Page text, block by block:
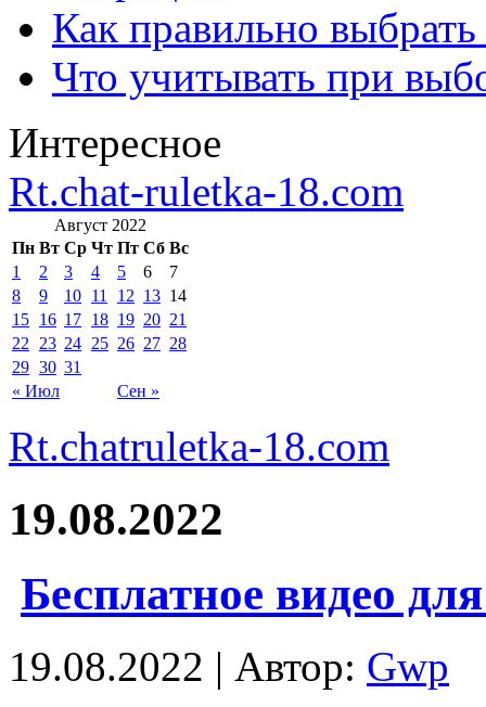
Как правильно
Что учитывать при
Интересное
Rt.chat-ruletka-18.com
Август 2022
Пн Вт Ср Чт Пт Сб Вс
« Июл Сен »
1 2 3 4 5 6
7
8
9 10 11 12 13 14
15 16 17 18 19 20 21
22
23 24 25 26 27 28
29 30 31
Rt.chatruletka-18.com
19.08.2022
Бесплатное видео
19.08.2022 | Автор: Gwp